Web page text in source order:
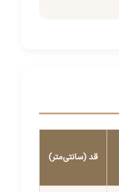
قد (سانتی‌متر)